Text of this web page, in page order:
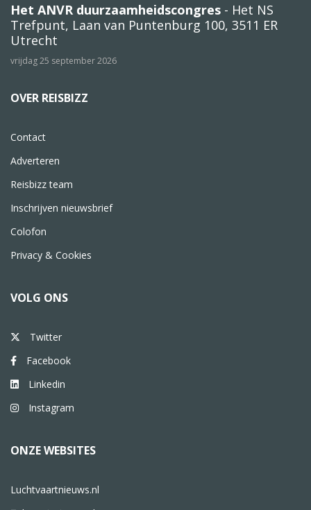
Het ANVR duurzaamheidscongres - Het NS
Trefpunt, Laan van Puntenburg 100, 3511 ER
Utrecht
vrijdag 25 september 2026
OVER REISBIZZ
Contact
Adverteren
Reisbizz team
Inschrijven nieuwsbrief
Colofon
Privacy & Cookies
VOLG ONS
Twitter
Facebook
Linkedin
Instagram
ONZE WEBSITES
Luchtvaartnieuws.nl